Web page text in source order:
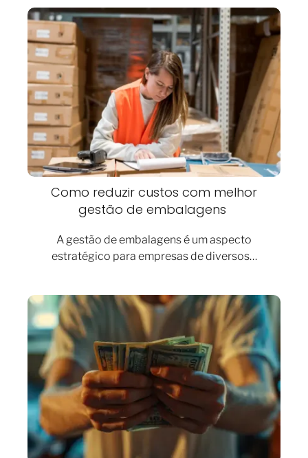
Como reduzir custos com melhor
gestão de embalagens
A gestão de embalagens é um aspecto
estratégico para empresas de diversos…